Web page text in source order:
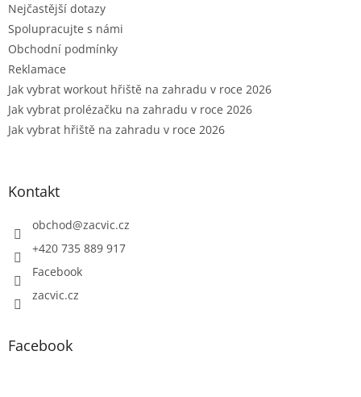
Nejčastější dotazy
Spolupracujte s námi
Obchodní podmínky
Reklamace
Jak vybrat workout hřiště na zahradu v roce 2026
Jak vybrat prolézačku na zahradu v roce 2026
Jak vybrat hřiště na zahradu v roce 2026
Kontakt
obchod@zacvic.cz
+420 735 889 917
Facebook
zacvic.cz
Facebook